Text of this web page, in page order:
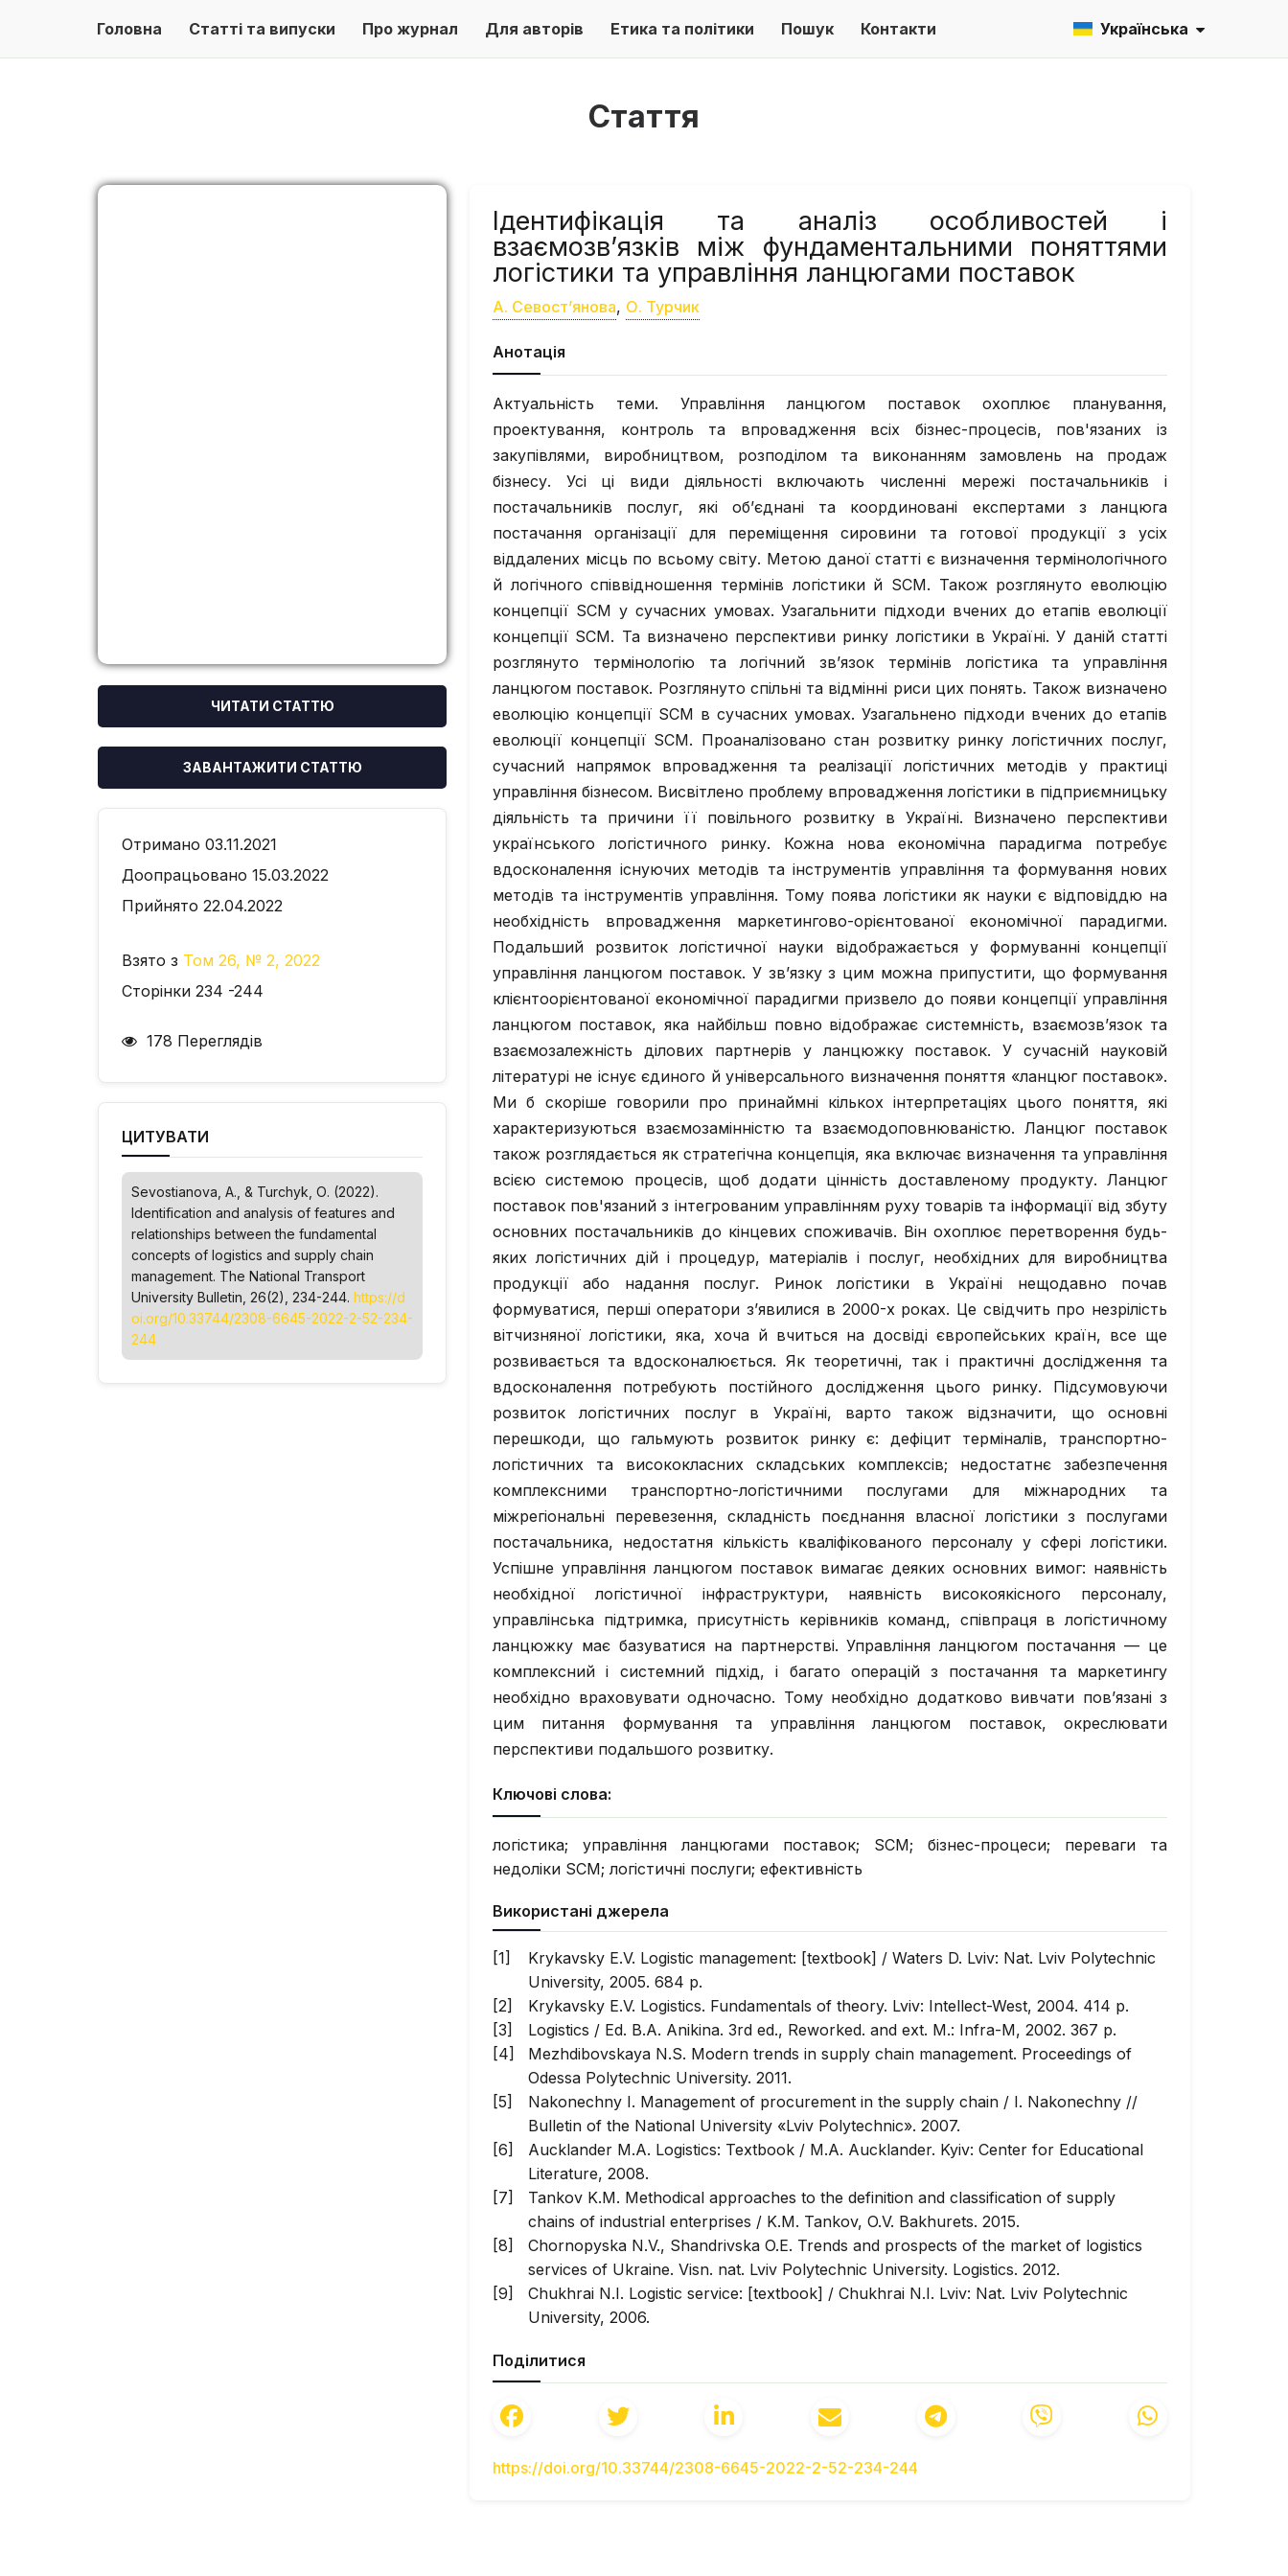
Головна Статті та випуски Про журнал Для авторів Етика та політики Пошук Контакти Українська
Стаття
ЧИТАТИ СТАТТЮ
ЗАВАНТАЖИТИ СТАТТЮ
Отримано 03.11.2021
Доопрацьовано 15.03.2022
Прийнято 22.04.2022
Взято з Том 26, № 2, 2022
Сторінки 234 -244
178 Переглядів
ЦИТУВАТИ
Sevostianova, A., & Turchyk, О. (2022).
Identification and analysis of features and
relationships between the fundamental
concepts of logistics and supply chain
management. The National Transport
University Bulletin , 26(2), 234-244. https://d
oi.org/10.33744/2308-6645-2022-2-52-234-
244
Ідентифікація та аналіз особливостей і
взаємозв’язків між фундаментальними поняттями
логістики та управління ланцюгами поставок
А. Севост’янова, О. Турчик
Анотація
Актуальність теми. Управління ланцюгом поставок охоплює планування,
проектування, контроль та впровадження всіх бізнес-процесів, пов'язаних із
закупівлями, виробництвом, розподілом та виконанням замовлень на продаж
бізнесу. Усі ці види діяльності включають численні мережі постачальників і
постачальників послуг, які об’єднані та координовані експертами з ланцюга
постачання організації для переміщення сировини та готової продукції з усіх
віддалених місць по всьому світу. Метою даної статті є визначення термінологічного
й логічного співвідношення термінів логістики й SCM. Також розглянуто еволюцію
концепції SCM у сучасних умовах. Узагальнити підходи вчених до етапів еволюції
концепції SCM. Та визначено перспективи ринку логістики в Україні. У даній статті
розглянуто термінологію та логічний зв’язок термінів логістика та управління
ланцюгом поставок. Розглянуто спільні та відмінні риси цих понять. Також визначено
еволюцію концепції SCM в сучасних умовах. Узагальнено підходи вчених до етапів
еволюції концепції SCM. Проаналізовано стан розвитку ринку логістичних послуг,
сучасний напрямок впровадження та реалізації логістичних методів у практиці
управління бізнесом. Висвітлено проблему впровадження логістики в підприємницьку
діяльність та причини її повільного розвитку в Україні. Визначено перспективи
українського логістичного ринку. Кожна нова економічна парадигма потребує
вдосконалення існуючих методів та інструментів управління та формування нових
методів та інструментів управління. Тому поява логістики як науки є відповіддю на
необхідність впровадження маркетингово-орієнтованої економічної парадигми.
Подальший розвиток логістичної науки відображається у формуванні концепції
управління ланцюгом поставок. У зв’язку з цим можна припустити, що формування
клієнтоорієнтованої економічної парадигми призвело до появи концепції управління
ланцюгом поставок, яка найбільш повно відображає системність, взаємозв’язок та
взаємозалежність ділових партнерів у ланцюжку поставок. У сучасній науковій
літературі не існує єдиного й універсального визначення поняття «ланцюг поставок».
Ми б скоріше говорили про принаймні кількох інтерпретаціях цього поняття, які
характеризуються взаємозамінністю та взаємодоповнюваністю. Ланцюг поставок
також розглядається як стратегічна концепція, яка включає визначення та управління
всією системою процесів, щоб додати цінність доставленому продукту. Ланцюг
поставок пов'язаний з інтегрованим управлінням руху товарів та інформації від збуту
основних постачальників до кінцевих споживачів. Він охоплює перетворення будь-
яких логістичних дій і процедур, матеріалів і послуг, необхідних для виробництва
продукції або надання послуг. Ринок логістики в Україні нещодавно почав
формуватися, перші оператори з’явилися в 2000-х роках. Це свідчить про незрілість
вітчизняної логістики, яка, хоча й вчиться на досвіді європейських країн, все ще
розвивається та вдосконалюється. Як теоретичні, так і практичні дослідження та
вдосконалення потребують постійного дослідження цього ринку. Підсумовуючи
розвиток логістичних послуг в Україні, варто також відзначити, що основні
перешкоди, що гальмують розвиток ринку є: дефіцит терміналів, транспортно-
логістичних та висококласних складських комплексів; недостатнє забезпечення
комплексними транспортно-логістичними послугами для міжнародних та
міжрегіональні перевезення, складність поєднання власної логістики з послугами
постачальника, недостатня кількість кваліфікованого персоналу у сфері логістики.
Успішне управління ланцюгом поставок вимагає деяких основних вимог: наявність
необхідної логістичної інфраструктури, наявність високоякісного персоналу,
управлінська підтримка, присутність керівників команд, співпраця в логістичному
ланцюжку має базуватися на партнерстві. Управління ланцюгом постачання — це
комплексний і системний підхід, і багато операцій з постачання та маркетингу
необхідно враховувати одночасно. Тому необхідно додатково вивчати пов’язані з
цим питання формування та управління ланцюгом поставок, окреслювати
перспективи подальшого розвитку.
Ключові слова:
логістика; управління ланцюгами поставок; SCM; бізнес-процеси; переваги та
недоліки SCM; логістичні послуги; ефективність
Використані джерела
Krykavsky E.V. Logistic management: [textbook] / Waters D. Lviv: Nat. Lviv Polytechnic
University, 2005. 684 p.
Krykavsky E.V. Logistics. Fundamentals of theory. Lviv: Intellect-West, 2004. 414 p.
Logistics / Ed. B.A. Anikina. 3rd ed., Reworked. and ext. M.: Infra-M, 2002. 367 p.
Mezhdibovskaya N.S. Modern trends in supply chain management. Proceedings of
Odessa Polytechnic University. 2011.
Nakonechny I. Management of procurement in the supply chain / I. Nakonechny //
Bulletin of the National University «Lviv Polytechnic». 2007.
Aucklander M.A. Logistics: Textbook / M.A. Aucklander. Kyiv: Center for Educational
Literature, 2008.
Tankov K.M. Methodical approaches to the definition and classification of supply
chains of industrial enterprises / K.M. Tankov, O.V. Bakhurets. 2015.
Chornopyska N.V., Shandrivska O.E. Trends and prospects of the market of logistics
services of Ukraine. Visn. nat. Lviv Polytechnic University. Logistics. 2012.
Chukhrai N.I. Logistic service: [textbook] / Chukhrai N.I. Lviv: Nat. Lviv Polytechnic
University, 2006.
market in Ukraine. Current problems of the economy. 2016.
Поділитися
https://doi.org/10.33744/2308-6645-2022-2-52-234-244